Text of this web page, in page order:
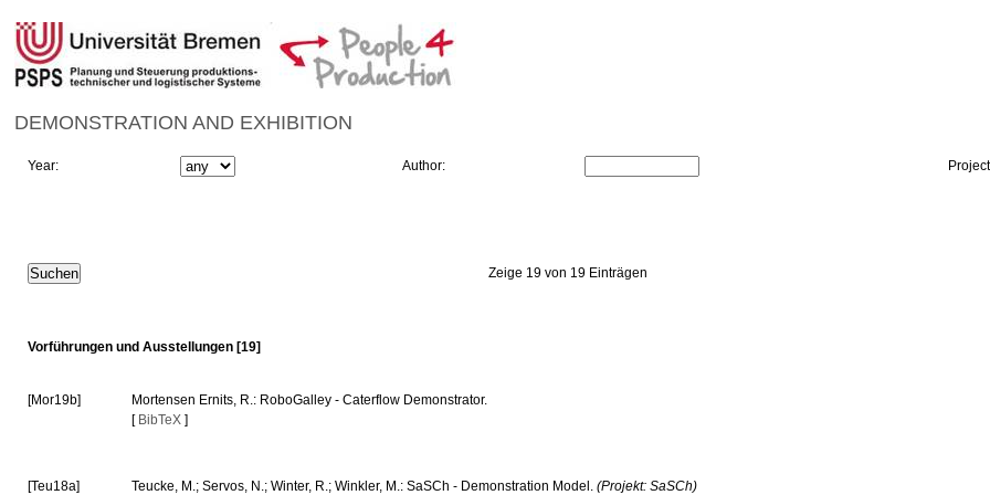
DEMONSTRATION AND EXHIBITION
Year: Author:
Zeige 19 von 19 Einträgen
Vorführungen und Ausstellungen [19]
[Mor19b]
Mortensen Ernits, R.: RoboGalley - Caterflow Demonstrator.
[ BibTeX ]
[Teu18a] Teucke, M.; Servos, N.; Winter, R.; Winkler, M.: SaSCh - Demonstration Model.(Projekt: SaSCh)